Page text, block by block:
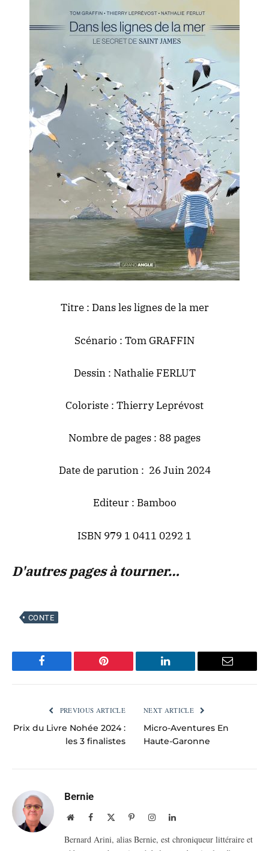
Titre : Dans les lignes de la mer
Scénario : Tom GRAFFIN
Dessin : Nathalie FERLUT
Coloriste : Thierry Leprévost
Nombre de pages : 88 pages
Date de parution : 26 Juin 2024
Editeur : Bamboo
ISBN 979 1 0411 0292 1
D'autres pages à tourner…
CONTE
Facebook Pinterest LinkedIn Email
PREVIOUS ARTICLE
Prix du Livre Nohée 2024 :
les 3 finalistes
NEXT ARTICLE
Micro-Aventures En
Haute-Garonne
Bernie
WebsiteFacebook PinterestInstagramLinkedIn
Bernard Arini, alias Bernie, est chroniqueur littéraire et